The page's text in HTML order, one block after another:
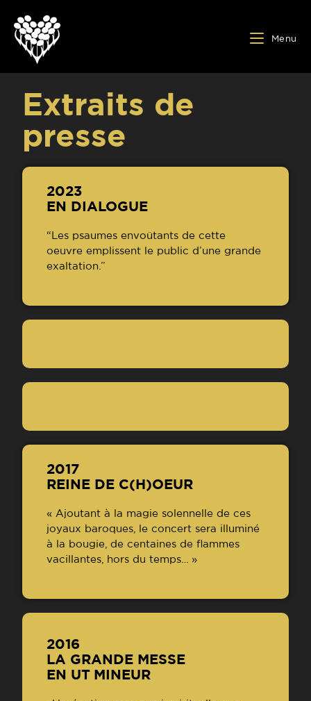
Menu
Extraits de
presse
2023
EN DIALOGUE
“Les psaumes envoûtants de cette
oeuvre emplissent le public d’une grande
exaltation.”
2017
REINE DE C(H)OEUR
« Ajoutant à la magie solennelle de ces
joyaux baroques, le concert sera illuminé
à la bougie, de centaines de flammes
vacillantes, hors du temps… »
2016
LA GRANDE MESSE
EN UT MINEUR